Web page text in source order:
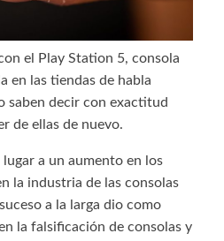
el Play Station 5, consola
en las tiendas de habla
saben decir con exactitud
de ellas de nuevo.
a un aumento en los
la industria de las consolas
a la larga dio como
la falsificación de consolas y